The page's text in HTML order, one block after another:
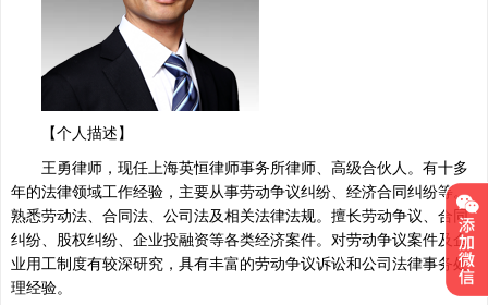
【个人描述】
王勇律师，现任上海英恒律师事务所律师、高级合伙人。有十多
年的法律领域工作经验，主要从事劳动争议纠纷、经济合同纠纷等。
熟悉劳动法、合同法、公司法及相关法律法规。擅长劳动争议、合同
纠纷、股权纠纷、企业投融资等各类经济案件。对劳动争议案件及企
业用工制度有较深研究，具有丰富的劳动争议诉讼和公司法律事务处
理经验。